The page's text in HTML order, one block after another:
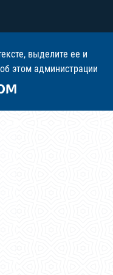
выделите ее и
этом администрации